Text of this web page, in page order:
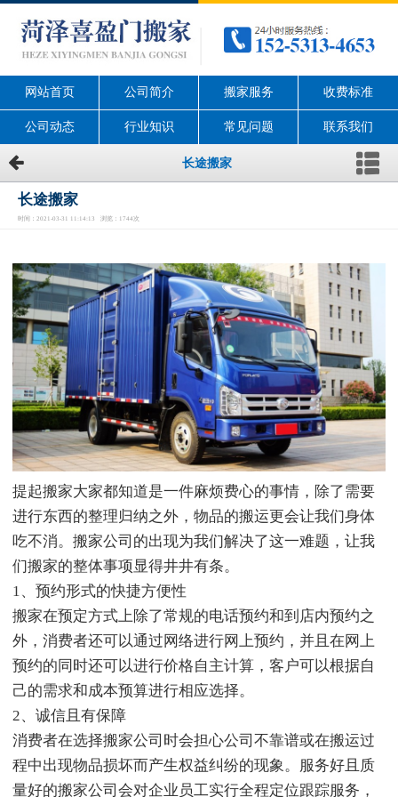
网站首页 公司简介 搬家服务 收费标准
公司动态 行业知识 常见问题 联系我们
长途搬家
长途搬家
时间：2021-03-31 11:14:13 浏览：1744次
提起搬家大家都知道是一件麻烦费心的事情，除了需要
进行东西的整理归纳之外，物品的搬运更会让我们身体
吃不消。搬家公司的出现为我们解决了这一难题，让我
们搬家的整体事项显得井井有条。
1、预约形式的快捷方便性
搬家在预定方式上除了常规的电话预约和到店内预约之
外，消费者还可以通过网络进行网上预约，并且在网上
预约的同时还可以进行价格自主计算，客户可以根据自
己的需求和成本预算进行相应选择。
2、诚信且有保障
消费者在选择搬家公司时会担心公司不靠谱或在搬运过
程中出现物品损坏而产生权益纠纷的现象。服务好且质
量好的搬家公司会对企业员工实行全程定位跟踪服务，